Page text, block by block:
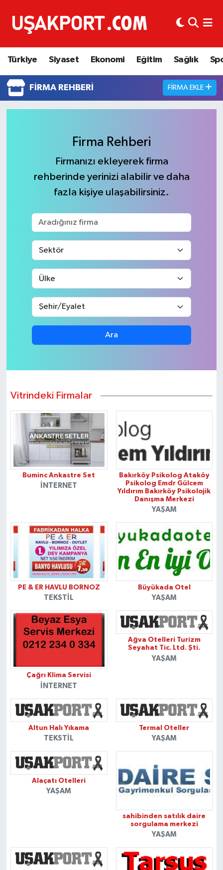
Türkiye Siyaset Ekonomi Eğitim Sağlık
FIRMA REHBERI FIRMA EKLE
Firma Rehberi
Firmanızı ekleyerek firma
rehberinde yerinizi alabilir ve daha
fazla kişiye ulaşabilirsiniz.
Ara
Vitrindeki Firmalar
Buminc Ankastre Set
İNTERNET
Bakırköy Psikolog Ataköy
Psikolog Emdr Gülcem
Yıldırım Bakırköy Psikolojik
Danışma Merkezi
YAŞAM
PE & ER HAVLU BORNOZ
TEKSTIL
Büyükada Otel
YAŞAM
Çağrı Klima Servisi
İNTERNET
Ağva Otelleri Turizm
Seyahat Tic. Ltd. Şti.
YAŞAM
Altun Halı Yıkama
TEKSTIL
Termal Oteller
YAŞAM
Alaçatı Otelleri
YAŞAM
sahibinden satılık daire
sorgulama merkezi
YAŞAM
Siyaset
Ekonomi
İstanbul Hava Durumu
İstanbul Trafik Yoğunluk Haritası
Tüm Manşetler
Son Dakika Haberleri
Haber Arşivi